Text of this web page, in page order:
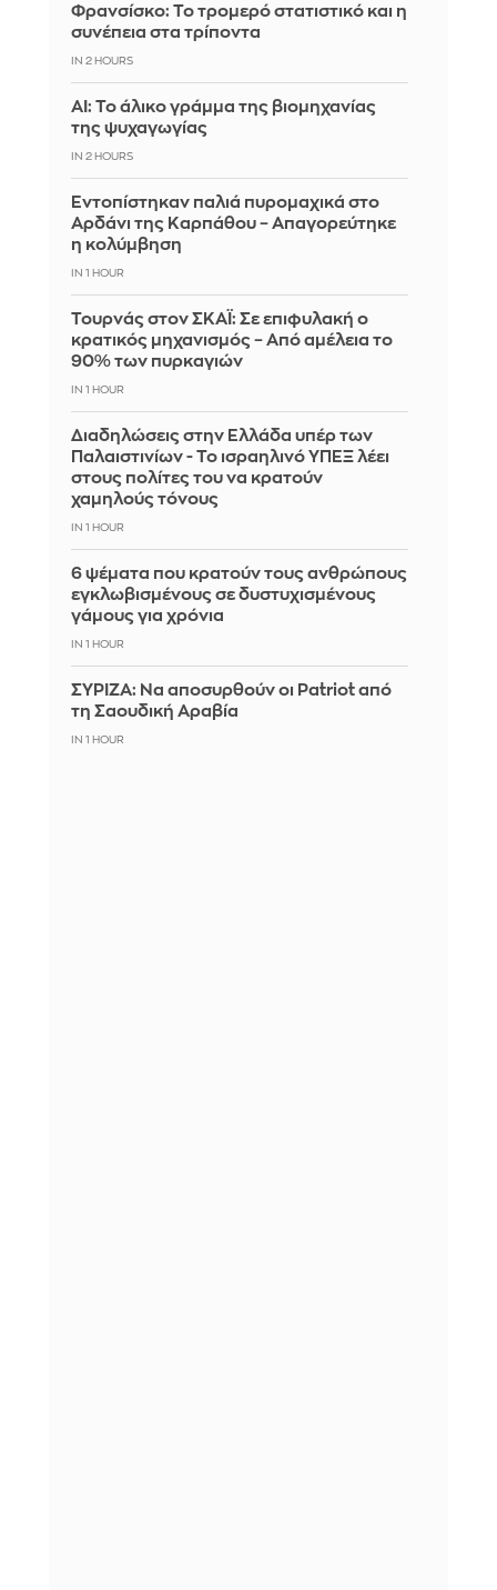
Φρανσίσκο: Το τρομερό στατιστικό και η
συνέπεια στα τρίποντα
IN 2 HOURS
AI: Το άλικο γράμμα της βιομηχανίας
της ψυχαγωγίας
IN 2 HOURS
Εντοπίστηκαν παλιά πυρομαχικά στο
Αρδάνι της Καρπάθου – Απαγορεύτηκε
η κολύμβηση
IN 1 HOUR
Τουρνάς στον ΣΚΑΪ: Σε επιφυλακή ο
κρατικός μηχανισμός – Από αμέλεια το
90% των πυρκαγιών
IN 1 HOUR
Διαδηλώσεις στην Ελλάδα υπέρ των
Παλαιστινίων - Το ισραηλινό ΥΠΕΞ λέει
στους πολίτες του να κρατούν
χαμηλούς τόνους
IN 1 HOUR
6 ψέματα που κρατούν τους ανθρώπους
εγκλωβισμένους σε δυστυχισμένους
γάμους για χρόνια
IN 1 HOUR
ΣΥΡΙΖΑ: Να αποσυρθούν οι Patriot από
τη Σαουδική Αραβία
IN 1 HOUR